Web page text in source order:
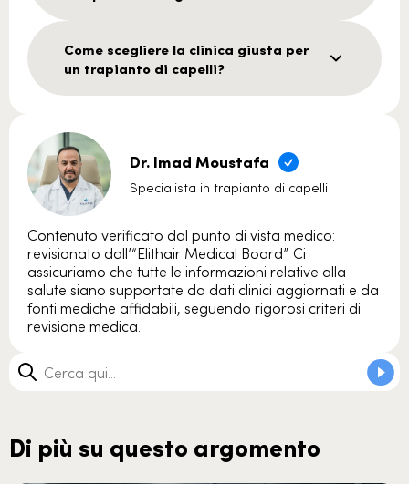
Come scegliere la clinica giusta per
un trapianto di capelli?
Dr. Imad Moustafa
Specialista in trapianto di capelli
Contenuto verificato dal punto di vista medico:
revisionato dall’“Elithair Medical Board”. Ci
assicuriamo che tutte le informazioni relative alla
salute siano supportate da dati clinici aggiornati e da
fonti mediche affidabili, seguendo rigorosi criteri di
revisione medica.
Di più su questo argomento